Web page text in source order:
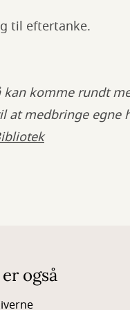
til eftertanke.
komme rundt
at medbringe
også